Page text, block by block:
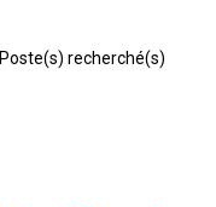
Poste(s) recherché(s)